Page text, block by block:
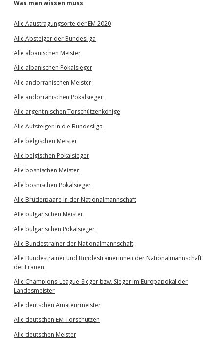
Was man wissen muss
Alle Aaustragungsorte der EM 2020
Alle Absteiger der Bundesliga
Alle albanischen Meister
Alle albanischen Pokalsieger
Alle andorranischen Meister
Alle andorranischen Pokalsieger
Alle argentinischen Torschützenkönige
Alle Aufsteiger in die Bundesliga
Alle belgischen Meister
Alle belgischen Pokalsieger
Alle bosnischen Meister
Alle bosnischen Pokalsieger
Alle Brüderpaare in der Nationalmannschaft
Alle bulgarischen Meister
Alle bulgarischen Pokalsieger
Alle Bundestrainer der Nationalmannschaft
Alle Bundestrainer und Bundestrainerinnen der Nationalmannschaft
der Frauen
Alle Champions-League-Sieger bzw. Sieger im Europapokal der
Landesmeister
Alle deutschen Amateurmeister
Alle deutschen EM-Torschützen
Alle deutschen Meister